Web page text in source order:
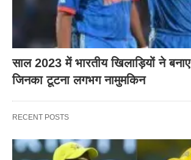
साल 2023 में भारतीय खिलाड़ियों ने
जिनका टूटना लगभग नामुमकिन
RECENT POSTS